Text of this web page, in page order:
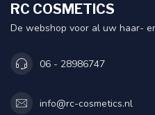
RC COSMETICS
De webshop voor al uw haar-
06 - 28986747
info@rc-cosmetics.nl